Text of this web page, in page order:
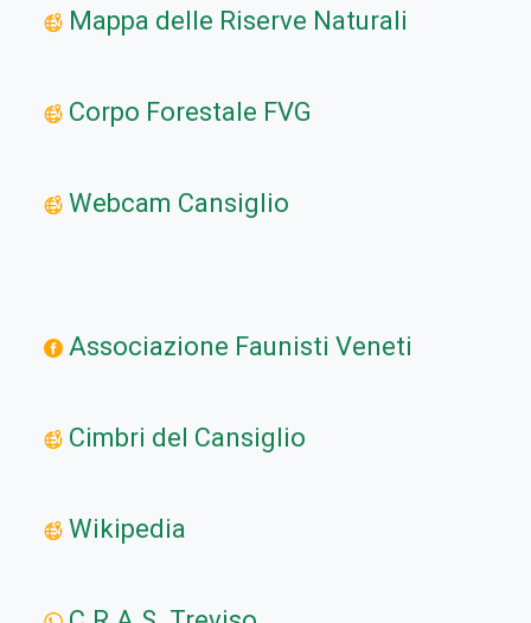
Mappa delle Riserve Naturali
Corpo Forestale FVG
Webcam Cansiglio
Associazione Faunisti Veneti
Cimbri del Cansiglio
Wikipedia